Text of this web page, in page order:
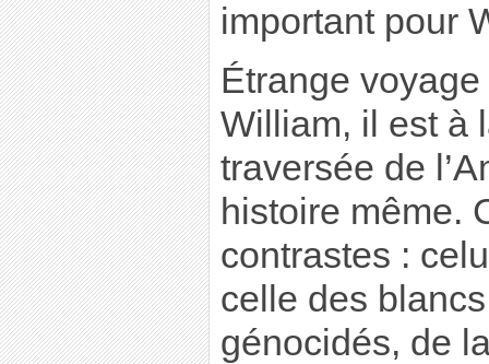
important pour
Étrange
William, il est à
traversée de
histoire même.
contrastes :
celle des
génocidés, de